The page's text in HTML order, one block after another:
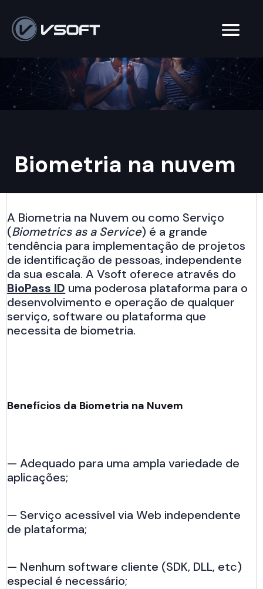
Biometria na nuvem
A Biometria na Nuvem ou como Serviço
(Biometrics as a Service) é a grande
tendência para implementação de projetos
de identificação de pessoas, independente
da sua escala. A Vsoft oferece através do
BioPass ID uma poderosa plataforma para o
desenvolvimento e operação de qualquer
serviço, software ou plataforma que
necessita de biometria.
Benefícios da Biometria na Nuvem
— Adequado para uma ampla variedade de
aplicações;
— Serviço acessível via Web independente
de plataforma;
— Nenhum software cliente (SDK, DLL, etc)
especial é necessário;